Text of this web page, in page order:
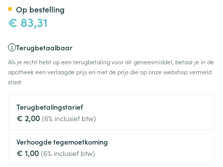
€ 83,31
Terugbetaalbaar
Als je recht hebt op een terugbetaling voor dit geneesmiddel, betaal je in de
apotheek een verlaagde prijs en niet de prijs die op onze webshop vermeld
staat.
Terugbetalingstarief
€ 2,00 (6% inclusief btw)
Verhoogde tegemoetkoming
€ 1,00 (6% inclusief btw)
Op bestelling